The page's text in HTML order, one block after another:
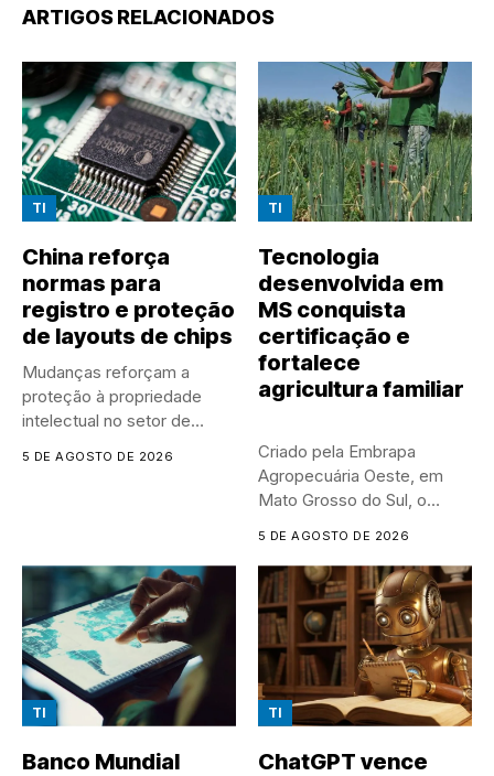
ARTIGOS RELACIONADOS
TI
China reforça
normas para
registro e proteção
de layouts de chips
Mudanças reforçam a
proteção à propriedade
intelectual no setor de
5 DE AGOSTO DE 2026
TI
Tecnologia
desenvolvida em
MS conquista
certificação e
fortalece
agricultura familiar
Criado pela Embrapa
Agropecuária Oeste, em
Mato Grosso do Sul, o
5 DE AGOSTO DE 2026
TI
Banco Mundial
TI
ChatGPT vence